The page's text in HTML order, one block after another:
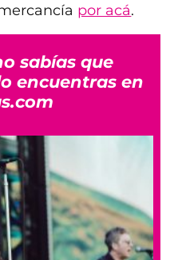
por acá.
sabías que
encuentras en